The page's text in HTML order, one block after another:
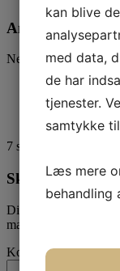
Andre ord i
Nedenfor kan du
Webserver
7 stemmer -
Skriv en
Din e-mailadresse vil
markeret med
Kommentar
kan blive
med data,
de har
tjenester.
samtykke
Læs mere
behandling